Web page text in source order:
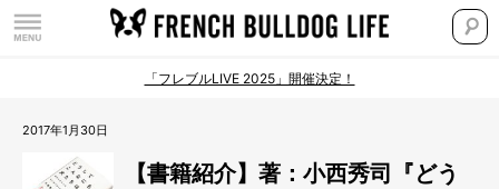
「フレブルLIVE 2025」開催決定！
2017年1月30日
【書籍紹介】著：小西秀司『どう